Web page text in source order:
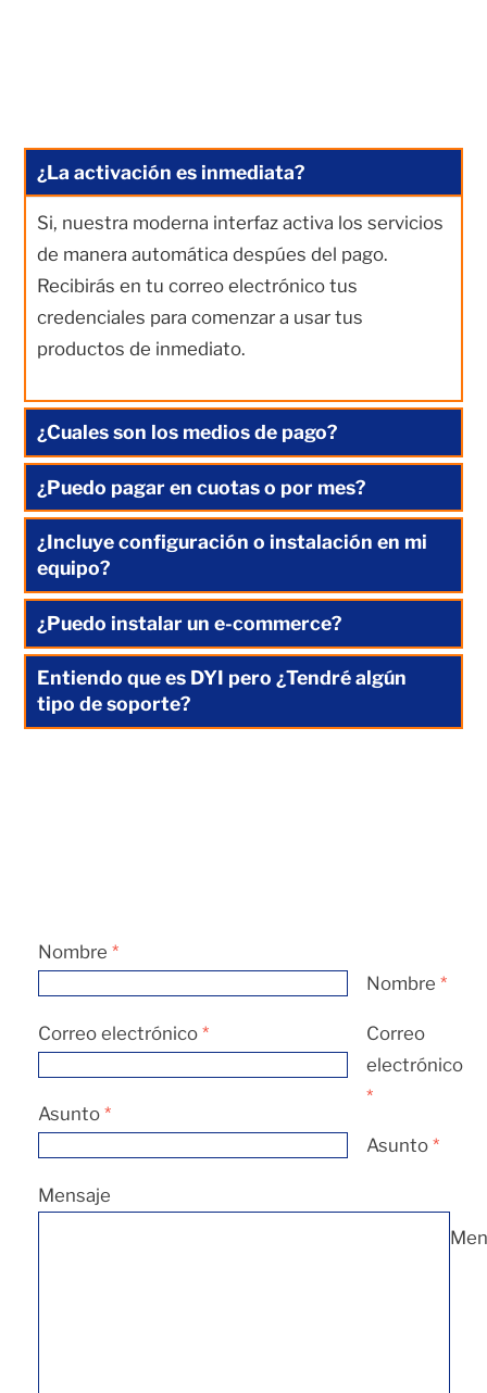
¿La activación es inmediata?
Si, nuestra moderna interfaz activa los servicios
de manera automática despúes del pago.
Recibirás en tu correo electrónico tus
credenciales para comenzar a usar tus
productos de inmediato.
¿Cuales son los medios de pago?
¿Puedo pagar en cuotas o por mes?
¿Incluye configuración o instalación en mi
equipo?
¿Puedo instalar un e-commerce?
Entiendo que es DYI pero ¿Tendré algún
tipo de soporte?
Nombre *
Nombre *
Correo electrónico *
Correo
electrónico
*
Asunto *
Asunto *
Mensaje